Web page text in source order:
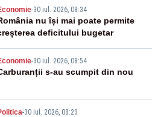
-30 iul. 2026, 08:34
nu își mai poate permite
deficitului bugetar
-30 iul. 2026, 08:54
s-au scumpit din nou
-30 iul. 2026, 08:23